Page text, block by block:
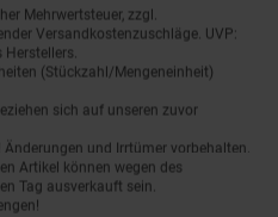
Mehrwertsteuer, zzgl.
Versandkostenzuschläge. UVP:
(Stückzahl/Mengeneinheit)
sich auf unseren zuvor
und Irrtümer vorbehalten.
Artikel können wegen des
Tag ausverkauft sein.